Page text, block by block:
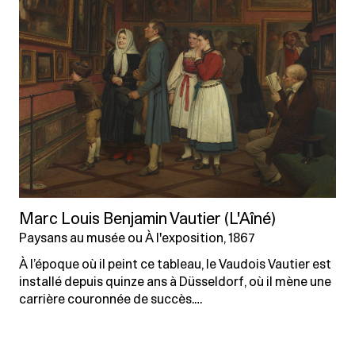
Marc Louis Benjamin Vautier (L'Aîné)
Paysans au musée ou À l'exposition, 1867
À l’époque où il peint ce tableau, le Vaudois Vautier est
installé depuis quinze ans à Düsseldorf, où il mène une
carrière couronnée de succès.…